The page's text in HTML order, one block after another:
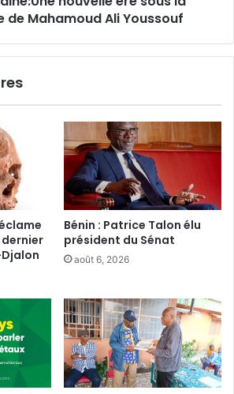
de Mahamoud Ali Youssouf
dernier
Bénin : Patrice Talon élu
président du Sénat‎
août 6, 2026